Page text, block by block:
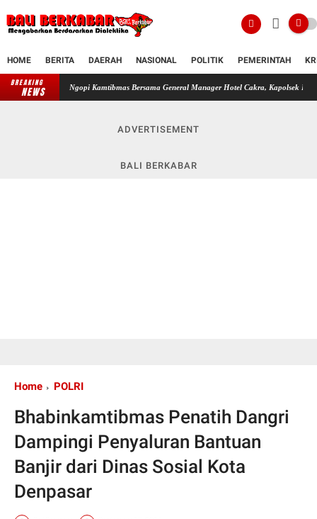
HOME BERITA DAERAH NASIONAL POLITIK PEMERINTAH
BREAKING
NEWS
Ngopi Kamtibmas Bersama General Manager Hotel Cakra, Kapolsek Dentim Perkuat
ADVERTISEMENT
BALI BERKABAR
Home POLRI
Bhabinkamtibmas Penatih Dangri
Dampingi Penyaluran Bantuan
Banjir dari Dinas Sosial Kota
Denpasar